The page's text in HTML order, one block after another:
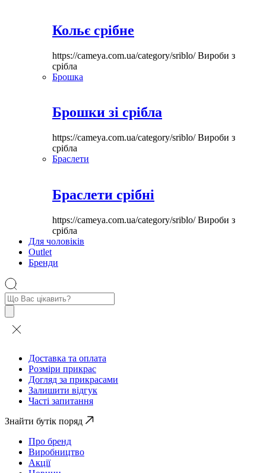
Кольє срібне
https://cameya.com.ua/category/sriblo/Вироби з
срібла
Брошка
Брошки зі срібла
https://cameya.com.ua/category/sriblo/Вироби з
срібла
Браслети
Браслети срібні
https://cameya.com.ua/category/sriblo/Вироби з
срібла
Для чоловіків
Outlet
Бренди
Пошук
товарів
Доставка та оплата
Розміри прикрас
Догляд за прикрасами
Залишити відгук
Часті запитання
Знайти бутік поряд
Про бренд
Виробництво
Акції